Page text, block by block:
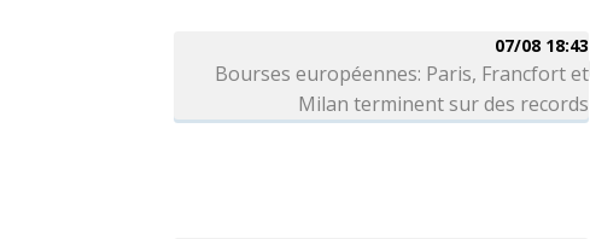
07/08 18:43
Bourses européennes: Paris, Francfort et
Milan terminent sur des records